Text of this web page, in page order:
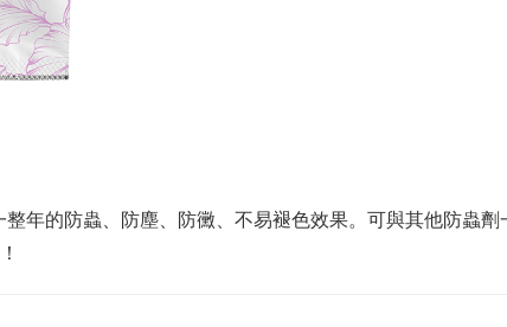
年的防蟲、防塵、防黴、不易褪色效果。可與其他防蟲